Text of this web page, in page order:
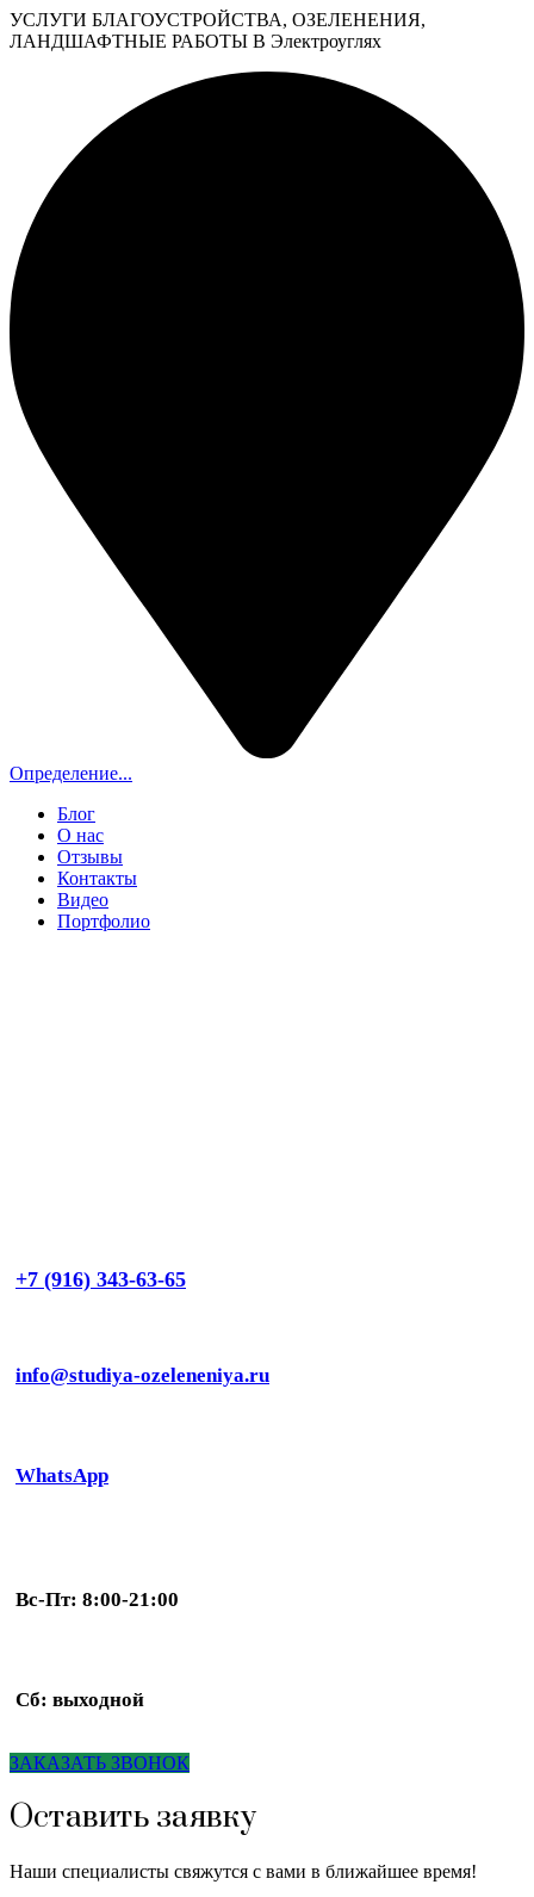
УСЛУГИ БЛАГОУСТРОЙСТВА, ОЗЕЛЕНЕНИЯ,
ЛАНДШАФТНЫЕ РАБОТЫ В Электроуглях
Определение...
Блог
О нас
Отзывы
Контакты
Видео
Портфолио
+7 (916) 343-63-65
info@studiya-ozeleneniya.ru
WhatsApp
Вс-Пт: 8:00-21:00
Сб: выходной
ЗАКАЗАТЬ ЗВОНОК
Оставить заявку
Наши специалисты свяжутся с вами в ближайшее время!